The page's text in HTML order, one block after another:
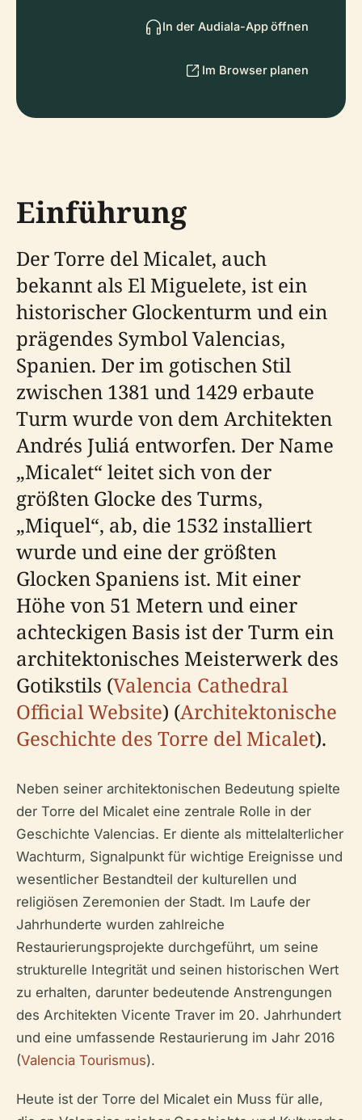
In der Audiala-App öffnen
Im Browser planen
Einführung
Der Torre del Micalet, auch
bekannt als El Miguelete, ist ein
historischer Glockenturm und ein
prägendes Symbol Valencias,
Spanien. Der im gotischen Stil
zwischen 1381 und 1429 erbaute
Turm wurde von dem Architekten
Andrés Juliá entworfen. Der Name
„Micalet“ leitet sich von der
größten Glocke des Turms,
„Miquel“, ab, die 1532 installiert
wurde und eine der größten
Glocken Spaniens ist. Mit einer
Höhe von 51 Metern und einer
achteckigen Basis ist der Turm ein
architektonisches Meisterwerk des
Gotikstils (Valencia Cathedral
Official Website) (Architektonische
Geschichte des Torre del Micalet).
Neben seiner architektonischen Bedeutung spielte
der Torre del Micalet eine zentrale Rolle in der
Geschichte Valencias. Er diente als mittelalterlicher
Wachturm, Signalpunkt für wichtige Ereignisse und
wesentlicher Bestandteil der kulturellen und
religiösen Zeremonien der Stadt. Im Laufe der
Jahrhunderte wurden zahlreiche
Restaurierungsprojekte durchgeführt, um seine
strukturelle Integrität und seinen historischen Wert
zu erhalten, darunter bedeutende Anstrengungen
des Architekten Vicente Traver im 20. Jahrhundert
und eine umfassende Restaurierung im Jahr 2016
(Valencia Tourismus).
Heute ist der Torre del Micalet ein Muss für alle,